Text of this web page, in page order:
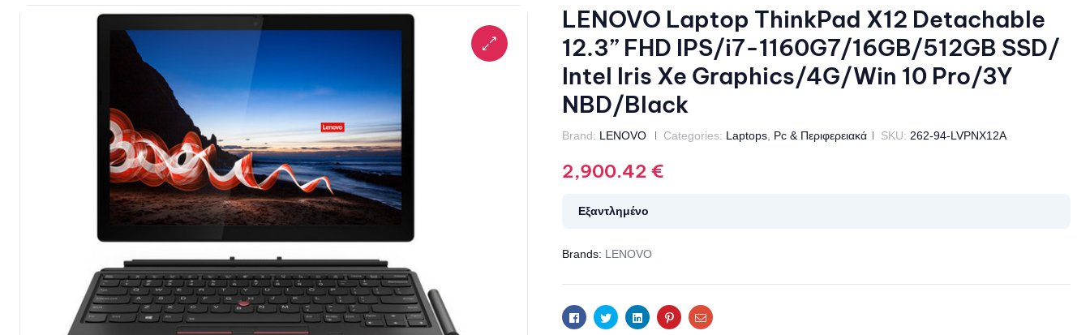
LENOVO Laptop ThinkPad X12 Detachable
12.3” FHD IPS/i7-1160G7/16GB/512GB SSD/
Intel Iris Xe Graphics/4G/Win 10 Pro/3Y
NBD/Black
Brand: LENOVO Categories: Laptops, Pc & Περιφερειακά SKU: 262-94-LVPNX12A
2,900.42 €
Εξαντλημένο
Brands: LENOVO
FacebookTwitterLinkedinPinterestEmail